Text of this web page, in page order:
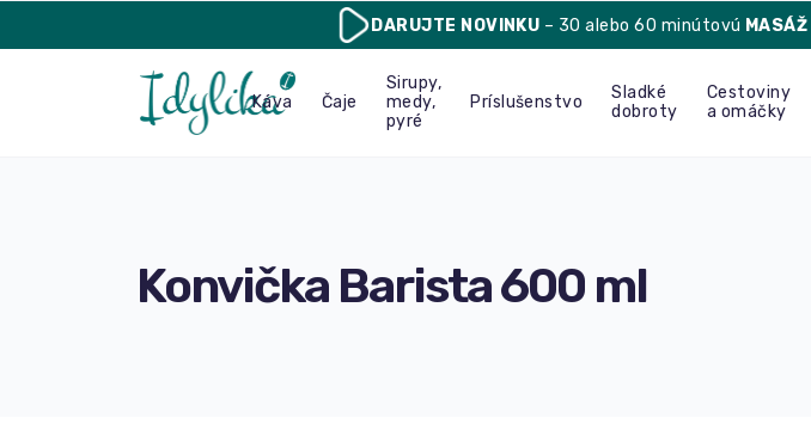
DARUJTE NOVINKU – 30 alebo 60 minútovú MASÁŽ
Káva Čaje
Sirupy,
medy,
pyré
Príslušenstvo
Sladké
dobroty
Cestoviny
a omáčky
Konvička Barista 600 ml